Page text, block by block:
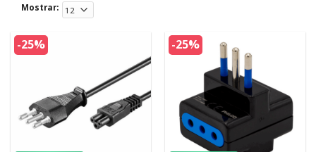
Mostrar:
-25% -25%